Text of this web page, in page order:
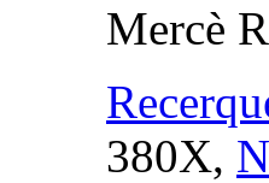
Mercè
380X,